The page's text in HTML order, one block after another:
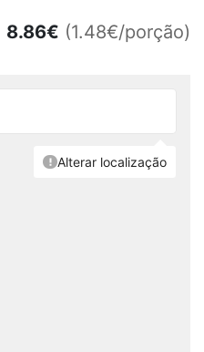
8.86€ (1.48€/porção)